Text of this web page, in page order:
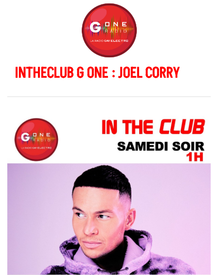
INTHECLUB G ONE : JOEL CORRY